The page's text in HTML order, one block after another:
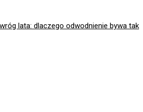
lata: dlaczego odwodnienie bywa tak